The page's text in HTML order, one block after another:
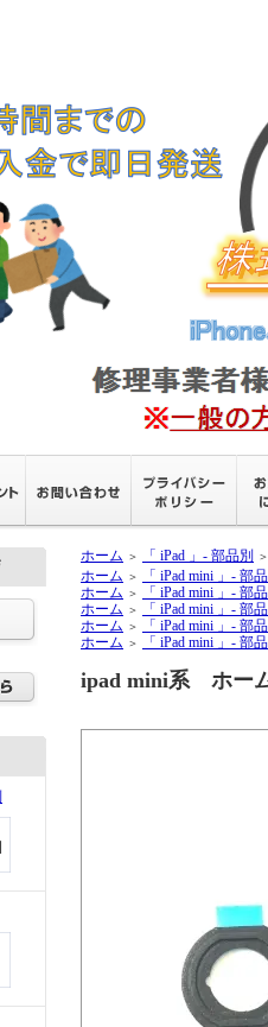
ホーム ＞ 「 iPad 」- 部品別 ＞
ホーム ＞ 「 iPad mini 」- 部
ホーム ＞ 「 iPad mini 」- 部
ホーム ＞ 「 iPad mini 」- 部
ホーム ＞ 「 iPad mini 」- 部
ホーム ＞ 「 iPad mini 」- 部
ipad mini系 ホー